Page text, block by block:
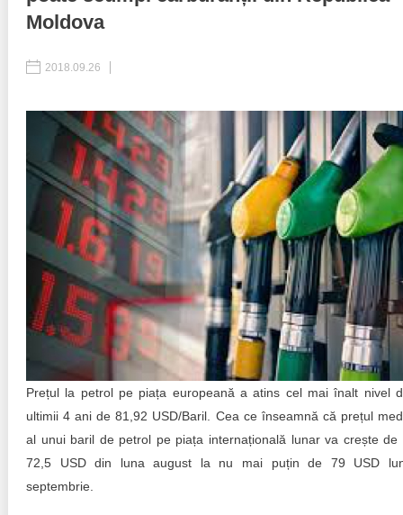
Inițiative desfășurate
Manual de proceduri
Note & poziții​
Organigrama IDIS
Anunțuri
Consiliul consulativ internațional IDIS
Politici regionale
Bunele practici
Laborator sociometric
Transparența guvernării locale
People Watch
Proces democratic
Agenda Națională de Business
Puterea hibridă
15 minute de realism economic
Buletin EU-STRAT
Aplică la BUNELE PRACTICI
Moldova
2018.09.26
Prețul la petrol pe piața europeană a atins cel mai înalt nivel
ultimii 4 ani de 81,92 USD/Baril. Cea ce înseamnă că prețul
al unui baril de petrol pe piața internațională lunar va crește de
72,5 USD din luna august la nu mai puțin de 79 USD
septembrie.